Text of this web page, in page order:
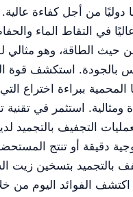
دوليًا من أجل كفاءة
عاليًا في التقاط الماء
من حيث الطاقة، وهو مثالي
بالجودة. استكشف قوة
المحمية ببراءة اختراع
ومثالية. استثمر في تقنية
التجفيف بالتجميد
دقيقة أو تنتج
بالتجميد بتسخين زيت
اكتشف الفوائد اليوم من